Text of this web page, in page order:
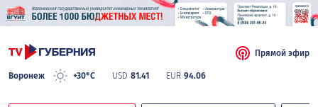
Воронеж +30°C USD 81.41 EUR 94.06
Прямой эфир